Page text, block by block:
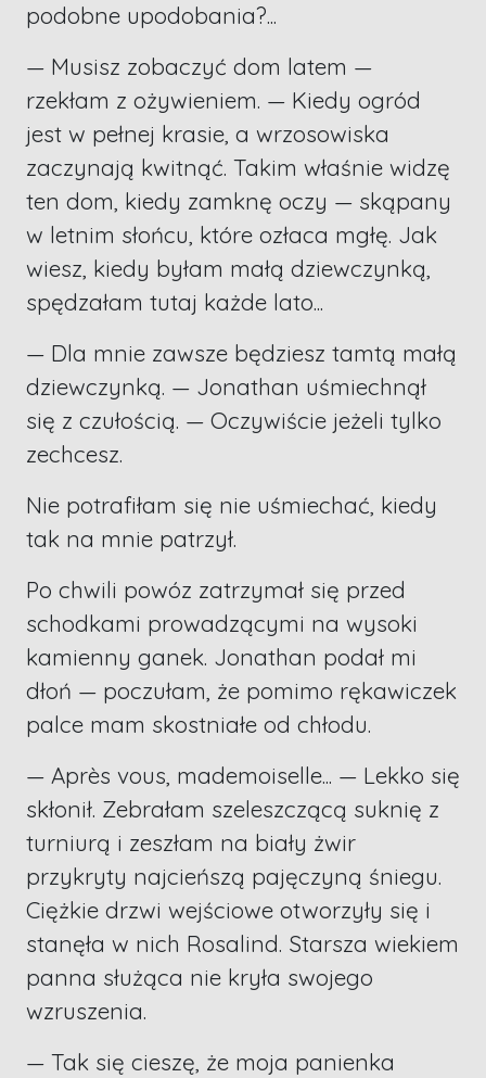
podobne upodobania?...
— Musisz zobaczyć dom latem —
rzekłam z ożywieniem. — Kiedy ogród
jest w pełnej krasie, a wrzosowiska
zaczynają kwitnąć. Takim właśnie widzę
ten dom, kiedy zamknę oczy — skąpany
w letnim słońcu, które ozłaca mgłę. Jak
wiesz, kiedy byłam małą dziewczynką,
spędzałam tutaj każde lato...
— Dla mnie zawsze będziesz tamtą małą
dziewczynką. — Jonathan uśmiechnął
się z czułością. — Oczywiście jeżeli tylko
zechcesz.
Nie potrafiłam się nie uśmiechać, kiedy
tak na mnie patrzył.
Po chwili powóz zatrzymał się przed
schodkami prowadzącymi na wysoki
kamienny ganek. Jonathan podał mi
dłoń — poczułam, że pomimo rękawiczek
palce mam skostniałe od chłodu.
— Après vous, mademoiselle... — Lekko się
skłonił. Zebrałam szeleszczącą suknię z
turniurą i zeszłam na biały żwir
przykryty najcieńszą pajęczyną śniegu.
Ciężkie drzwi wejściowe otworzyły się i
stanęła w nich Rosalind. Starsza wiekiem
panna służąca nie kryła swojego
wzruszenia.
— Tak się cieszę, że moja panienka